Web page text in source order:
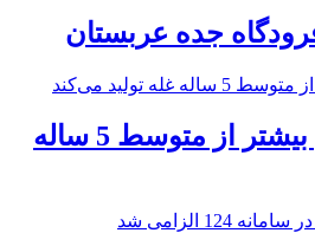
فرودگاه جده عربستان
فائو: ایران امسال بیشتر از متوسط 5 ساله